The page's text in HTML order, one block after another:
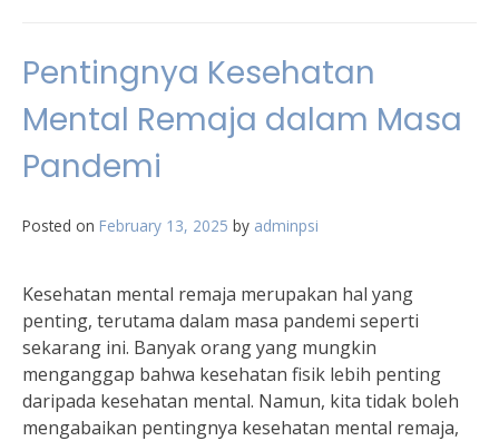
Pentingnya Kesehatan
Mental Remaja dalam Masa
Pandemi
Posted on February 13, 2025 by adminpsi
Kesehatan mental remaja merupakan hal yang
penting, terutama dalam masa pandemi seperti
sekarang ini. Banyak orang yang mungkin
menganggap bahwa kesehatan fisik lebih penting
daripada kesehatan mental. Namun, kita tidak boleh
mengabaikan pentingnya kesehatan mental remaja,